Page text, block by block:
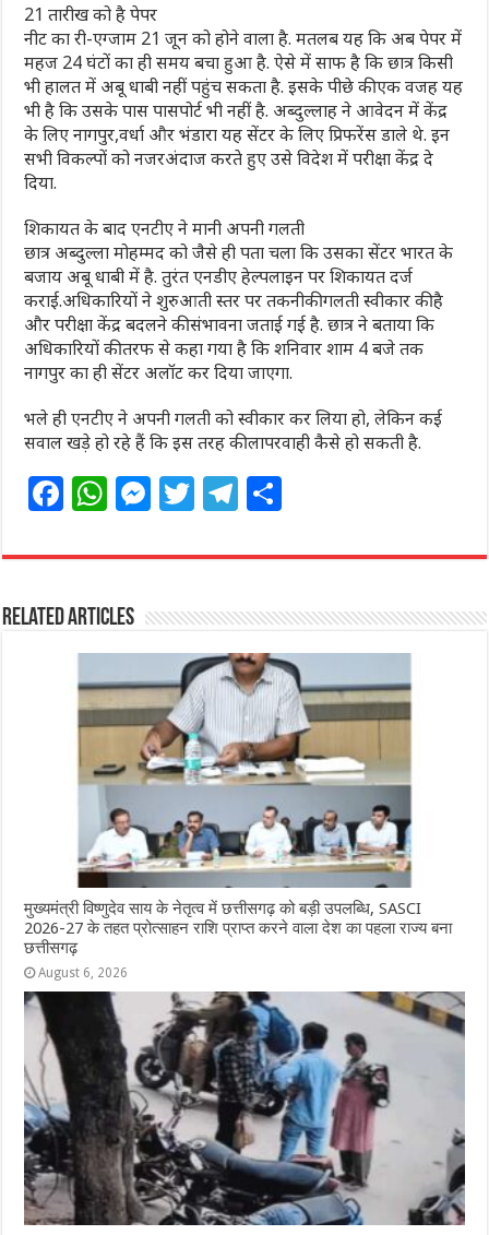
21 तारीख को है पेपर
नीट का री-एग्जाम 21 जून को होने वाला है. मतलब यह कि अब पेपर में
महज 24 घंटों का ही समय बचा हुआ है. ऐसे में साफ है कि छात्र किसी
भी हालत में अबू धाबी नहीं पहुंच सकता है. इसके पीछे की एक वजह यह
भी है कि उसके पास पासपोर्ट भी नहीं है. अब्दुल्लाह ने आवेदन में केंद्र
के लिए नागपुर,वर्धा और भंडारा यह सेंटर के लिए प्रिफरेंस डाले थे. इन
सभी विकल्पों को नजरअंदाज करते हुए उसे विदेश में परीक्षा केंद्र दे
दिया.
शिकायत के बाद एनटीए ने मानी अपनी गलती
छात्र अब्दुल्ला मोहम्मद को जैसे ही पता चला कि उसका सेंटर भारत के
बजाय अबू धाबी में है. तुरंत एनडीए हेल्पलाइन पर शिकायत दर्ज
कराई.अधिकारियों ने शुरुआती स्तर पर तकनीकी गलती स्वीकार की है
और परीक्षा केंद्र बदलने की संभावना जताई गई है. छात्र ने बताया कि
अध‍िकार‍ियों की तरफ से कहा गया है कि शनिवार शाम 4 बजे तक
नागपुर का ही सेंटर अलॉट कर दिया जाएगा.
भले ही एनटीए ने अपनी गलती को स्वीकार कर लिया हो, लेकिन कई
सवाल खड़े हो रहे हैं कि इस तरह की लापरवाही कैसे हो सकती है.
F
c
e
b
o
o
k
W
at
s
A
p
p
M
ss
n
g
e
r
T
itt
r
T
e
ra
m
ar
Related Articles
मुख्यमंत्री विष्णुदेव साय के नेतृत्व में छत्तीसगढ़ को बड़ी उपलब्धि, SASCI
2026-27 के तहत प्रोत्साहन राशि प्राप्त करने वाला देश का पहला राज्य बना
छत्तीसगढ़
August 6, 2026